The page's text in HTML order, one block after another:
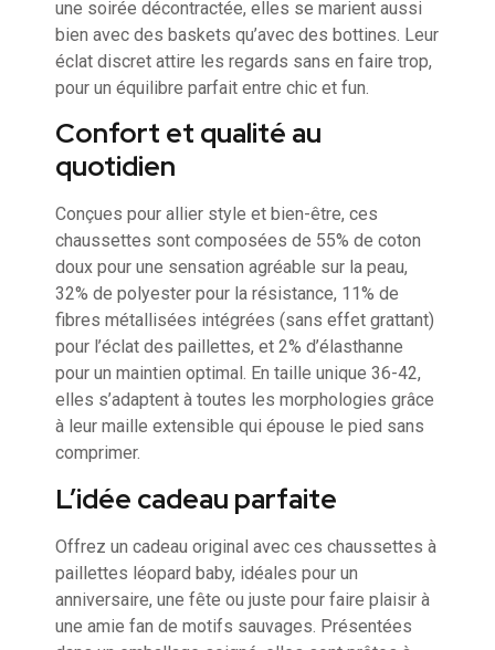
une soirée décontractée, elles se marient aussi
bien avec des baskets qu’avec des bottines. Leur
éclat discret attire les regards sans en faire trop,
pour un équilibre parfait entre chic et fun.
Confort et qualité au
quotidien
Conçues pour allier style et bien-être, ces
chaussettes sont composées de 55% de coton
doux pour une sensation agréable sur la peau,
32% de polyester pour la résistance, 11% de
fibres métallisées intégrées (sans effet grattant)
pour l’éclat des paillettes, et 2% d’élasthanne
pour un maintien optimal. En taille unique 36-42,
elles s’adaptent à toutes les morphologies grâce
à leur maille extensible qui épouse le pied sans
comprimer.
L’idée cadeau parfaite
Offrez un cadeau original avec ces chaussettes à
paillettes léopard baby, idéales pour un
anniversaire, une fête ou juste pour faire plaisir à
une amie fan de motifs sauvages. Présentées